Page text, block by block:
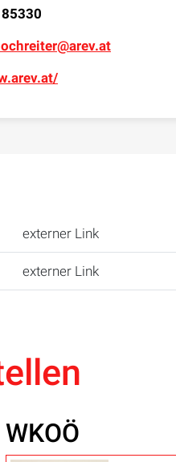
externer Link
externer Link
WKOÖ